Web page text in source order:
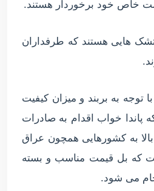
خاص خود برخوردار هستند.
هایی هستند که طرفداران
توجه به بربند و میزان کیفیت
پاندا خواب اقدام به صادرات
به کشورهایی همچون عراق
که بل قیمت مناسب و بسته
می شود.